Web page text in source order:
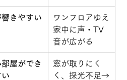
響きやすい
ワンフロアゆえ
家中に声・TV
音が広がる
屋ができ
い
窓が取りにく
く、採光不足→